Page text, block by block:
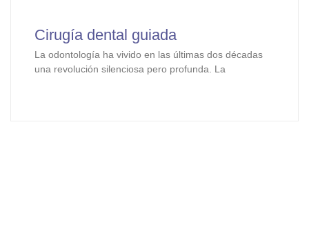
Cirugía dental guiada
La odontología ha vivido en las últimas dos décadas
una revolución silenciosa pero profunda. La